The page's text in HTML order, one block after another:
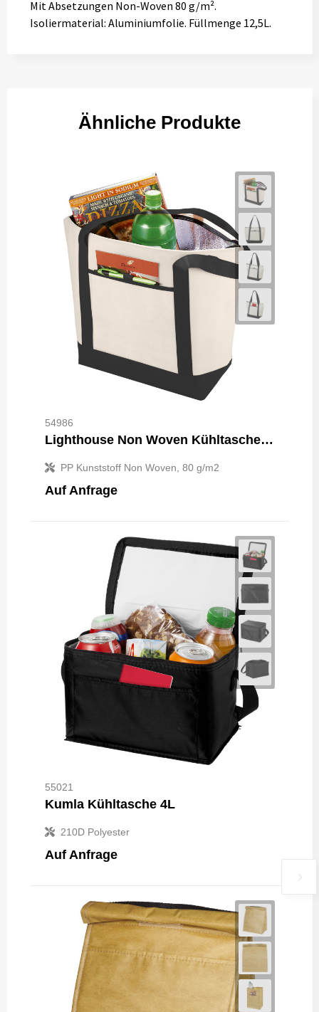
Mit Absetzungen Non-Woven 80 g/m².
Isoliermaterial: Aluminiumfolie. Füllmenge 12,5L.
Ähnliche Produkte
54986
Lighthouse Non Woven Kühltasche 21L
PP Kunststoff Non Woven, 80 g/m2
Auf Anfrage
55021
Kumla Kühltasche 4L
210D Polyester
Auf Anfrage